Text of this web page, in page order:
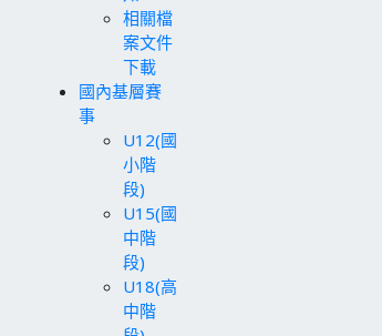
相關檔
案文件
下載
國內基層賽
事
U12(國
小階
段)
U15(國
中階
段)
U18(高
中階